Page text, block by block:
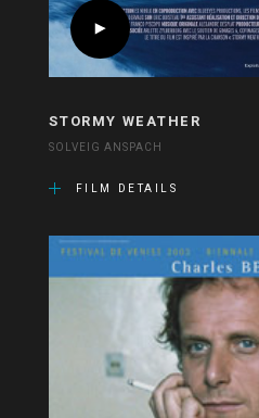
STORMY WEATHER
SOLVEIG ANSPACH
FILM DETAILS